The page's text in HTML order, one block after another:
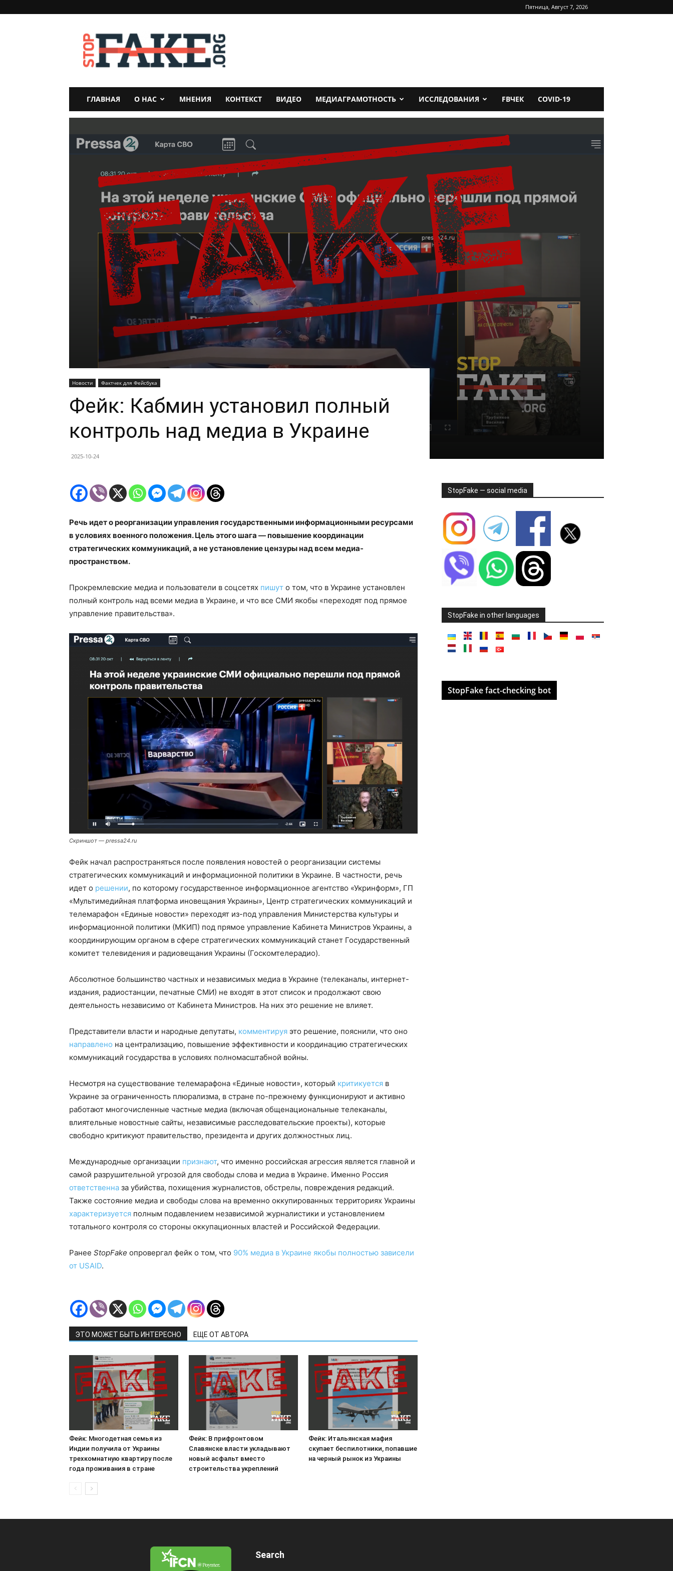
Пятница, Август 7, 2026
StopFake
ГЛАВНАЯ О НАС МНЕНИЯ КОНТЕКСТ ВИДЕО МЕДИАГРАМОТНОСТЬ ИССЛЕДОВАНИЯ FBЧЕК COVID-19
Новости Фактчек для Фейсбука
Фейк: Кабмин установил полный
контроль над медиа в Украине
2025-10-24
Речь идет о реорганизации управления государственными информационными ресурсами
в условиях военного положения. Цель этого шага — повышение координации
стратегических коммуникаций, а не установление цензуры над всем медиа-
пространством.
Прокремлевские медиа и пользователи в соцсетях пишут о том, что в Украине установлен
полный контроль над всеми медиа в Украине, и что все СМИ якобы «переходят под прямое
управление правительства».
Скриншот — pressa24.ru
Фейк начал распространяться после появления новостей о реорганизации системы
стратегических коммуникаций и информационной политики в Украине. В частности, речь
идет о решении, по которому государственное информационное агентство «Укринформ», ГП
«Мультимедийная платформа иновещания Украины», Центр стратегических коммуникаций и
телемарафон «Единые новости» переходят из-под управления Министерства культуры и
информационной политики (МКИП) под прямое управление Кабинета Министров Украины, а
координирующим органом в сфере стратегических коммуникаций станет Государственный
комитет телевидения и радиовещания Украины (Госкомтелерадио).
Абсолютное большинство частных и независимых медиа в Украине (телеканалы, интернет-
издания, радиостанции, печатные СМИ) не входят в этот список и продолжают свою
деятельность независимо от Кабинета Министров. На них это решение не влияет.
Представители власти и народные депутаты, комментируя это решение, пояснили, что оно
направлено на централизацию, повышение эффективности и координацию стратегических
коммуникаций государства в условиях полномасштабной войны.
Несмотря на существование телемарафона «Единые новости», который критикуется в
Украине за ограниченность плюрализма, в стране по-прежнему функционируют и активно
работают многочисленные частные медиа (включая общенациональные телеканалы,
влиятельные новостные сайты, независимые расследовательские проекты), которые
свободно критикуют правительство, президента и других должностных лиц.
Международные организации признают, что именно российская агрессия является главной и
самой разрушительной угрозой для свободы слова и медиа в Украине. Именно Россия
ответственна за убийства, похищения журналистов, обстрелы, повреждения редакций.
Также состояние медиа и свободы слова на временно оккупированных территориях Украины
характеризуется полным подавлением независимой журналистики и установлением
тотального контроля со стороны оккупационных властей и Российской Федерации.
Ранее StopFake опровергал фейк о том, что 90% медиа в Украине якобы полностью зависели
от USAID.
ЭТО МОЖЕТ БЫТЬ ИНТЕРЕСНО ЕЩЕ ОТ АВТОРА
Фейк: Многодетная семья из
Индии получила от Украины
трехкомнатную квартиру после
года проживания в стране
Фейк: В прифронтовом
Славянске власти укладывают
новый асфальт вместо
строительства укреплений
Фейк: Итальянская мафия
скупает беспилотники, попавшие
на черный рынок из Украины
StopFake — social media
StopFake in other languages
StopFake fact-checking bot
Search